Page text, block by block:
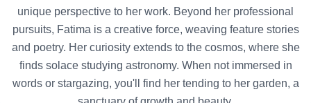
unique perspective to her work. Beyond her professional
pursuits, Fatima is a creative force, weaving feature stories
and poetry. Her curiosity extends to the cosmos, where she
finds solace studying astronomy. When not immersed in
words or stargazing, you'll find her tending to her garden, a